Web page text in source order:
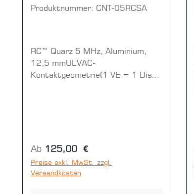
Produktnummer: CNT-05RCSA
RC™ Quarz 5 MHz, Aluminium,
12,5 mmULVAC-
Kontaktgeometrie(1 VE = 1 Disc
Regulärer Preis:
Ab 125,00 €
Preise exkl. MwSt. zzgl.
Versandkosten